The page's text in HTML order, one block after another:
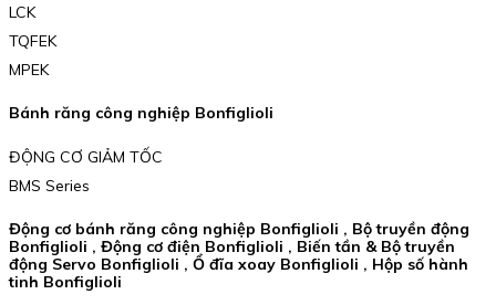
LCK
TQFEK
MPEK
Bánh răng công nghiệp Bonfiglioli
ĐỘNG CƠ GIẢM TỐC
BMS Series
Động cơ bánh răng công nghiệp Bonfiglioli , Bộ truyền động
Bonfiglioli , Động cơ điện Bonfiglioli , Biến tần & Bộ truyền
động Servo Bonfiglioli , Ổ đĩa xoay Bonfiglioli , Hộp số hành
tinh Bonfiglioli